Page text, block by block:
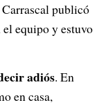
Carrascal publicó
equipo y estuvo
adiós. En
en casa,